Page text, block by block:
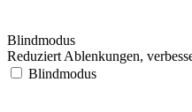
Blindmodus
Reduziert Ablenkungen,
Blindmodus